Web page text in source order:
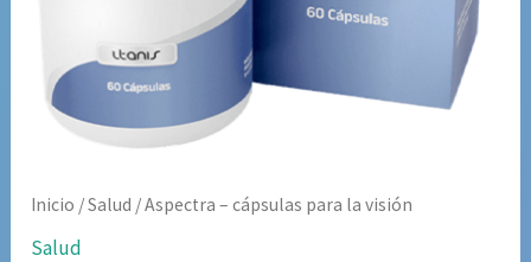
Inicio /Salud / Aspectra – cápsulas para la visión
Salud